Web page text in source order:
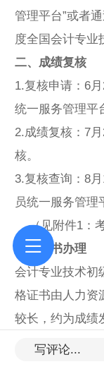
管理平台”或者
度全国会计专业
二、成绩复核
1.复核申请：6
统一服务管理平
2.成绩复核：7
核。
3.复核查询：8
员统一服务管理
（见附件1：考
三、证书办理
会计专业技术初
格证书由人力资
较长，约为成绩
发至考生报名
写评论...